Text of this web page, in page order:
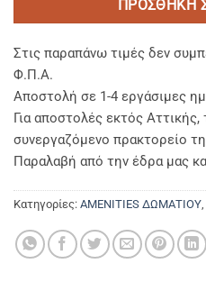
ΠΡΟΣΘΉΚΗ
Στις παραπάνω τιμές δεν
Φ.Π.Α.
Αποστολή σε 1-4 εργάσιμες
Για αποστολές εκτός
συνεργαζόμενο πρακτορείο
Παραλαβή από την έδρα μας
Κατηγορίες: AMENITIES ΔΩΜΑΤΙΟΥ